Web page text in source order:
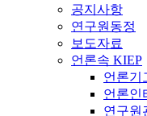
공지사항
연구원동정
보도자료
언론속 KIEP
언론기
언론인
연구원